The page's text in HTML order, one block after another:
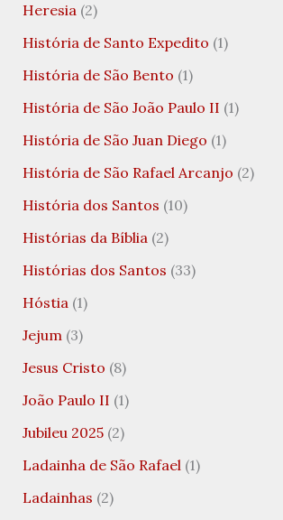
Heresia(2)
História de Santo Expedito (1)
História de São Bento (1)
História de São João Paulo II (1)
História de São Juan Diego (1)
História de São Rafael Arcanjo (2)
História dos Santos (10)
Histórias da Bíblia(2)
Histórias dos Santos (33)
Hóstia(1)
Jejum(3)
Jesus Cristo (8)
João Paulo II (1)
Jubileu 2025(2)
Ladainha de São Rafael(1)
Ladainhas (2)